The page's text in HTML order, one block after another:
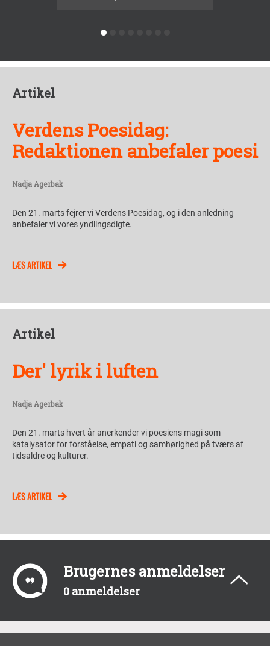
Artikel
Verdens Poesidag:
Redaktionen anbefaler poesi
Nadja Agerbak
Den 21. marts fejrer vi Verdens Poesidag, og i den anledning
anbefaler vi vores yndlingsdigte.
LÆS ARTIKEL
Artikel
Der' lyrik i luften
Nadja Agerbak
Den 21. marts hvert år anerkender vi poesiens magi som
katalysator for forståelse, empati og samhørighed på tværs af
tidsaldre og kulturer.
LÆS ARTIKEL
Brugernes anmeldelser
0 anmeldelser